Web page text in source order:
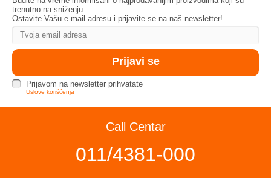
trenutno na sniženju.
Ostavite Vašu e-mail adresu i prijavite se na naš newsletter!
Prijavom na newsletter prihvatate
Uslove korišćenja
Call Centar
011/4381-000